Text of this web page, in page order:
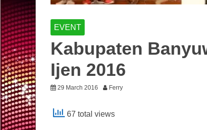
EVENT
Kabupaten
Ijen 2016
29 March 2016 Ferry
67 total views